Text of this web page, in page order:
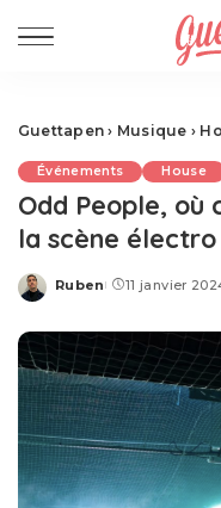
Guettapen › Musique ›
Événements House
Odd People, où
la scène
Posted
Ruben 11 janvier